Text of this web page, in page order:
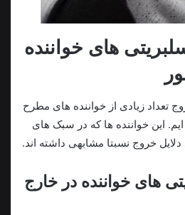
های خواننده
تعداد زیادی از خواننده های مطرح
این خواننده ها که در سبک های
خروج نسبتا مشابهی داشته اند.
های خواننده در خارج